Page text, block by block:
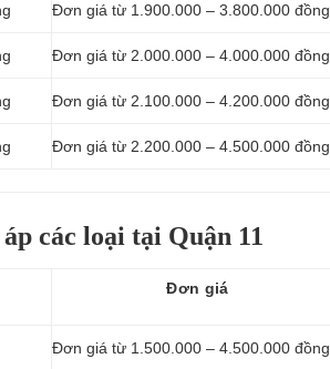
Đơn giá từ 1.900.000 – 3.800.000 đồng
Đơn giá từ 2.000.000 – 4.000.000 đồng
Đơn giá từ 2.100.000 – 4.200.000 đồng
Đơn giá từ 2.200.000 – 4.500.000 đồng
các loại tại Quận 11
Đơn giá
Đơn giá từ 1.500.000 – 4.500.000 đồng